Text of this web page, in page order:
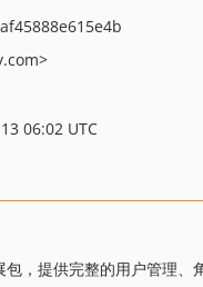
06:02 UTC
，提供完整的用户管理、